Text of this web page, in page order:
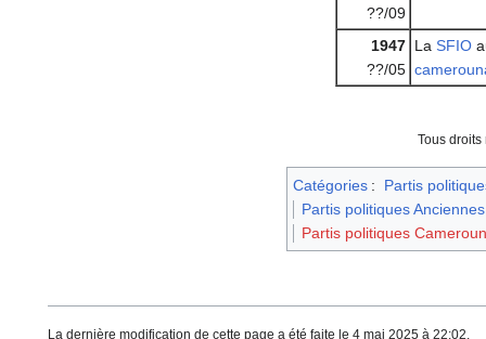
??/09
1947
??/05
La SFIO
Tous
Catégories :
Partis
Partis politiques
Partis politiques Cameroun
La dernière modification de cette page a été faite le 4 mai 2025 à 22:02.